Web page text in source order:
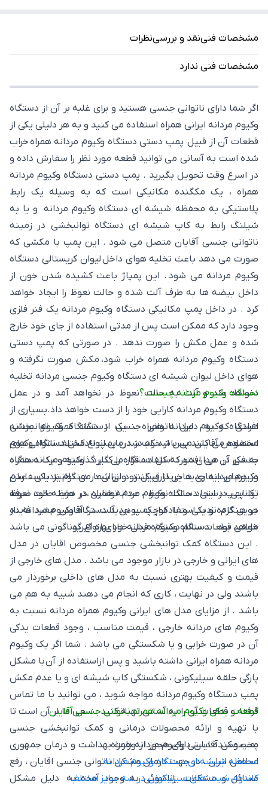
مشخصات فنینقد و بررسینظرات
مشخصات فنی ندارد
اگر شما دارای ناتوانی جنسی هستید و برای غلبه بر آن از دستگاه
وکیوم مردانه ایرانی همراه استفاده می کنید و به هر دلیلی یکی از
قطعات آن از قبیل پمپ دستی دستگاه وکیوم مردانه همراه خراب
شده است به آسانی می توانید قطعه مورد نظر را سفارش داده و
در اسرع وقت تحویل بگیرید . پمپ دستی دستگاه وکیوم مردانه
همراه ، یک مکگنده مکانیکی است که به وسیله یک رابط
پلاستیکی به محفظه شیشه ای دستگاه وکیوم مردانه و یا به
شیلنگ رابط به کاپ شیشه ای دستگاه توانبخشی در زمینه
ناتوانی جنسی آقایان متصل می شود . این پمپ با مکشی که
صورت می دهد باعث تخلیه هوای داخل لیوان کریستالی دستگاه
وکیوم مردانه می شود . این پمپاژ باعث کشیده شدن خون از
داخل بیضه ها به طرف آلت شده و حالت نعوظ را ایجاد خواهد
کرد . در داخل پمپ مکانیکی دستگاه وکیوم مردانه یک فنر فلزی
وجود دارد که ممکن است پس از مدتی استفاده از جای خود خارج
شده و عمل مکش را صورت ندهد . در صورتی که پمپ دستی
دستگاه وکیوم مردانه همراه خراب شود، مکش صورت نگرفته و
هوای داخل لیوان شیشه ای دستگاه وکیوم جنسی مردانه تخلیه
نخواهد شد و آلت به حالت نعوظ در نخواهد آمد و در عمل
دستگاه وکیوم مردانه کارایی خود را از دست خواهد داد.بسیاری از
افرادی که به دلیل ناتوانی جنسی از دستگاه وکیوم مردانه
استفاده می کنند پس از خراب شدن پمپ بادکش دستگاه وکیوم
به فکر آن می افتند که کل دستگاه را کنار گذاشته و یک دستگاه
وکیوم مردانه جدید خریداری کنند. ولی شما می توانید با سفارش
یک پمپ دستی دستگاه وکیوم مردانه همراه ، در هزینه خود صرفه
جویی کرده و با استفاده از پمپ جدید دستگاه وکیوم مردانه ، از
مابقی قطعات سالم دستگاه قبلی خود بهره گیرید .
دستگاه وکیوم مردانه چیست ؟
دستگاه وکیوم مردانه همراه ، یک دستگاه کمک توانبخشی
مخصوص آقایان می باشد که در درمان انواع مختلف ناتوانی های
جنسی در مردان مورد استفاده قرار می گیرد . وکیوم مردانه همراه
در درمان بیماری هایی از قبیل زود انزالی در هنگام نزدیکی ، عدم
توانایی در ایجاد حالت نعوظ ، عدم توانایی در حفظ حالت نعوظ
در هنگام نزدیکی و یا کوچک بودن آلت در آقایان مفید فایده
خواهد بود . دستگاه وکیوم مردانه دارای انواع گوناگونی می باشد
. این دستگاه کمک توانبخشی جنسی مخصوص اقایان در مدل
های ایرانی و خارجی در بازار موجود می باشد . مدل های خارجی از
قیمت و کیفیت بهتری نسبت به مدل های داخلی برخوردار می
باشند ولی در نهایت ، کاری که انجام می دهند شبیه به هم می
باشد . از مزایای مدل های ایرانی وکیوم همراه مردانه نسبت به
وکیوم های مردانه خارجی ، قیمت مناسب ، وجود قطعات یدکی
آن در صورت خرابی و یا شکستگی می باشد . شما اگر یک وکیوم
مردانه همراه ایرانی داشته باشید و پس ازاستفاده از آن با مشکل
پارگی حلقه سیلیکونی ، شکستگی کاپ شیشه ای و یا عدم مکش
پمپ دستگاه وکیوم مردانه مواجه شوید ، می توانید با ما تماس
گرفته و قطعات آن را به آسانی تهیه کنید . سعی ما بر آن است تا
با تهیه و ارائه محصولات درمانی و کمک توانبخشی جنسی
مخصوص آقایان دارای مجوز از وزارت بهداشت و درمان جمهوری
اسلامی ایران ، در جهت درمان مشکل ناتوانی جنسی اقایان ، رفع
مسائل و مشکلات زناشوئی به وجود آمده به دلیل مشکل
قطعات یدکی وکیوم مردانه همراه ناتوانی جنسی آقایان
پمپ مکنده دستی وکیوم مردانه همراه
محفظه شیشه ای دستگاه وکیوم مردانه
کاندوم شیت های سیلیکونی در سه سایز مختلف